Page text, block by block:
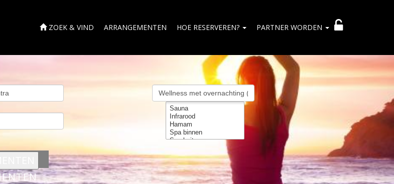
ZOEK & VIND ARRANGEMENTEN HOE RESERVEREN? PARTNER WORDEN